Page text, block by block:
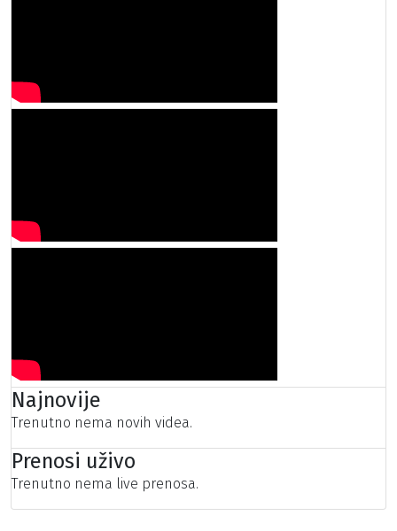
Najnovije
Trenutno nema novih videa.
Prenosi uživo
Trenutno nema live prenosa.